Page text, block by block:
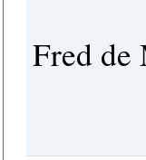
Fred de